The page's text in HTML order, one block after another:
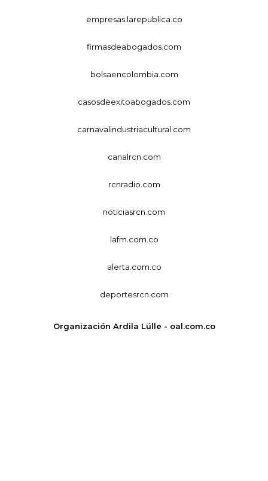
empresas.larepublica.co
firmasdeabogados.com
bolsaencolombia.com
casosdeexitoabogados.com
carnavalindustriacultural.com
canalrcn.com
rcnradio.com
noticiasrcn.com
lafm.com.co
alerta.com.co
deportesrcn.com
Organización Ardila Lülle - oal.com.co